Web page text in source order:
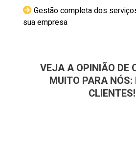
Gestão completa dos
sua empresa
VEJA A OPINIÃO DE
MUITO PARA NÓS:
CLIENTES!